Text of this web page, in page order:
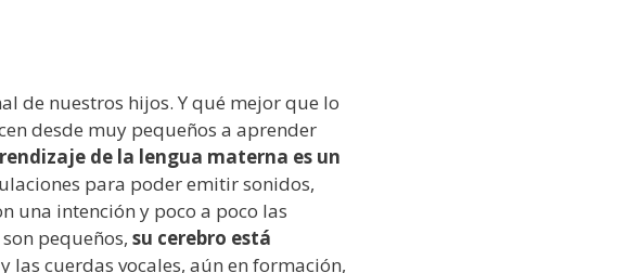
de nuestros hijos. Y qué mejor que lo
desde muy pequeños a aprender
de la lengua materna es un
para poder emitir sonidos,
una intención y poco a poco las
pequeños, su cerebro está
y las cuerdas vocales, aún en formación,